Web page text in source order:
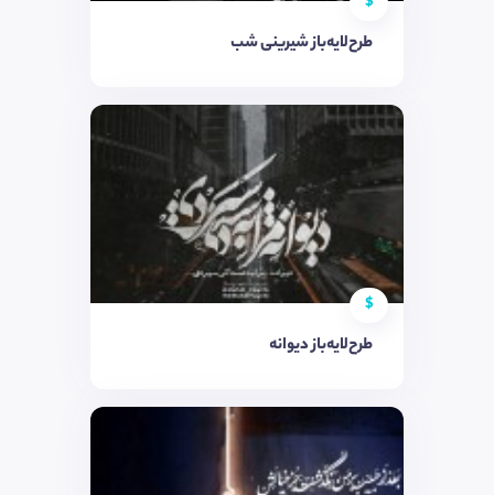
طرح‌لایه‌باز شیرینی شب
$
طرح‌لایه‌باز دیوانه